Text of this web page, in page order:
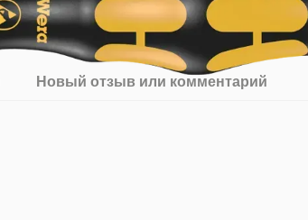
Новый отзыв или комментарий